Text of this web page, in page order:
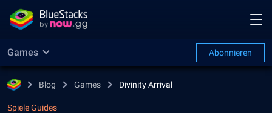
Games Abonnieren
Blog Games Divinity Arrival
Spiele Guides